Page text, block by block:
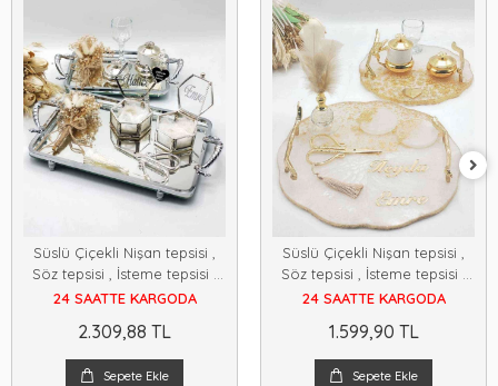
Süslü Çiçekli Nişan tepsisi ,
Söz tepsisi , İsteme tepsisi ,
Damat Fincanı , Yüzük Tepsisi
24 SAATTE KARGODA
2.309,88 TL
Sepete Ekle
Süslü Çiçekli Nişan tepsisi ,
Söz tepsisi , İsteme tepsisi ,
Damat Fincanı , Yüzük Tepsisi
24 SAATTE KARGODA
1.599,90 TL
Sepete Ekle